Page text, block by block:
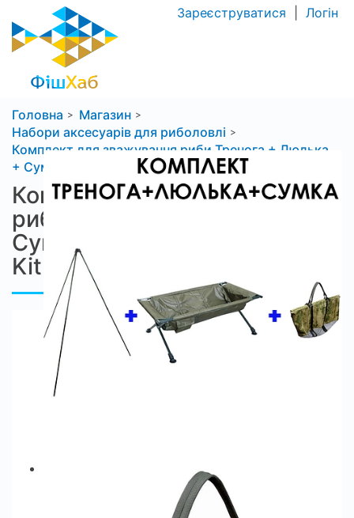
Зареєструватися Логін
Головна
Магазин
Набори аксесуарів для риболовлі
Комплект для зважування риби Тренога + Люлька
+ Сумка World4Carp Weighing Kit 1
Комплект для зважування
риби Тренога + Люлька +
Сумка World4Carp Weighing
Kit 1